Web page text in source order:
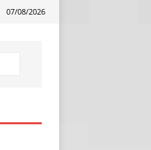
07/08/2026